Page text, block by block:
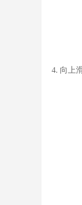
4. 向上